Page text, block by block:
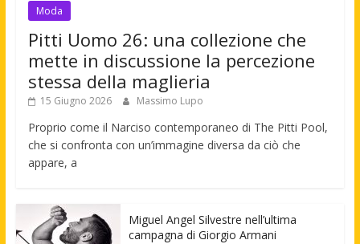
Moda
Pitti Uomo 26: una collezione che
mette in discussione la percezione
stessa della maglieria
15 Giugno 2026 Massimo Lupo
Proprio come il Narciso contemporaneo di The Pitti Pool,
che si confronta con un’immagine diversa da ciò che
appare, a
Miguel Angel Silvestre nell’ultima
campagna di Giorgio Armani